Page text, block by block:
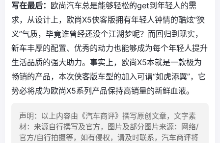
写在最后： 欧尚汽车总是能够轻松的get到年轻人的需
求，从设计上，欧尚X5侠客版拥有年轻人钟情的酷炫“狭
义”气质，毕竟谁曾经还没个江湖梦呢？而回归到现实，
新车丰厚的配置、优秀的动力也能够成为每个年轻人提升
生活品质的强大助力。事实上，欧尚X5本就是一款极为
畅销的产品，本次侠客版车型的加入可谓“如虎添翼”，它
势必将成为欧尚X5系列产品保持高销量的新鲜血液。
声明：以上内容由《汽车商评》撰写原创文章，文字素
材：来源自行撰写及官方，图片及部分图片来源：网络/
官方/自行拍摄等，如有侵权，请及时联系，汽车商评将